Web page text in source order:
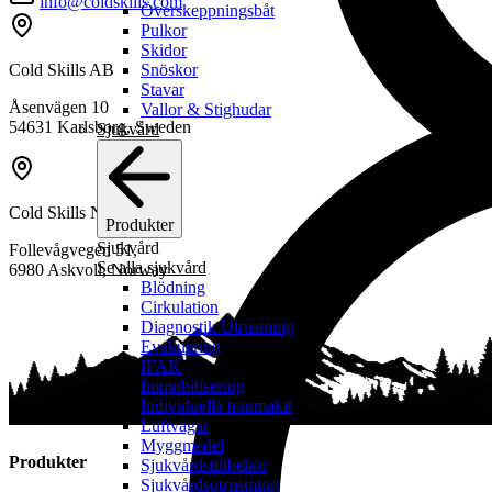
Överskeppningsbåt
Pulkor
Skidor
Snöskor
Stavar
Vallor & Stighudar
Sjukvård
Produkter
Sjukvård
Se alla sjukvård
Blödning
Cirkulation
Diagnostik Utrustning
Evakuering
IFAK
Immobilisering
Individuella traumakit
Luftvägar
Myggmedel
Sjukvårdstillbehör
Sjukvårdsutrustning
Cold Skills AB
Åsenvägen 10
54631 Karlsborg, Sweden
Cold Skills Norway AS
Follevågvegen 51,
6980 Askvoll, Norway
Produkter